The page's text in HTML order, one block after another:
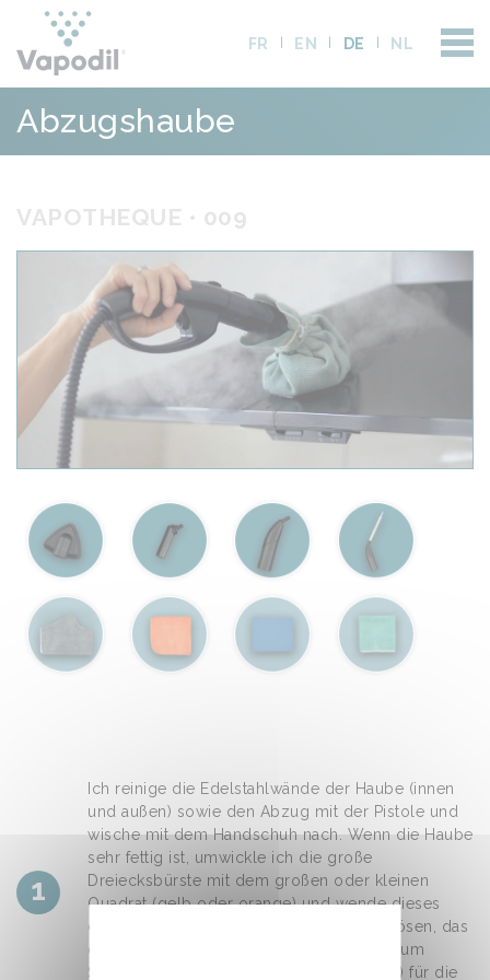
FR EN DE NL
Abzugshaube
VAPOTHEQUE • 009
1
Ich reinige die Edelstahlwände der Haube (innen
und außen) sowie den Abzug mit der Pistole und
wische mit dem Handschuh nach. Wenn die Haube
sehr fettig ist, umwickle ich die große
Dreiecksbürste mit dem großen oder kleinen
Quadrat (gelb oder orange) und wende dieses
direkt auf der Haube an, um das Fett zu lösen, das
dann vom Quadrat aufgenommen wird. Zum
Schluss wische ich mit dem Crystal (blau) für die